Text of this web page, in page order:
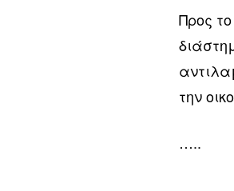
Προς
την
…..